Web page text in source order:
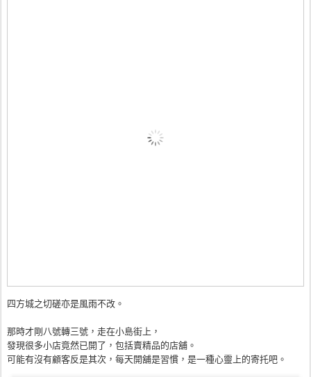
四方城之切磋亦是風雨不改。
那時才剛八號轉三號，走在小島街上，
發現很多小店竟然已開了，包括賣精品的店舖。
可能有沒有顧客反是其次，每天開舖是習慣，是一種心靈上的寄托吧。